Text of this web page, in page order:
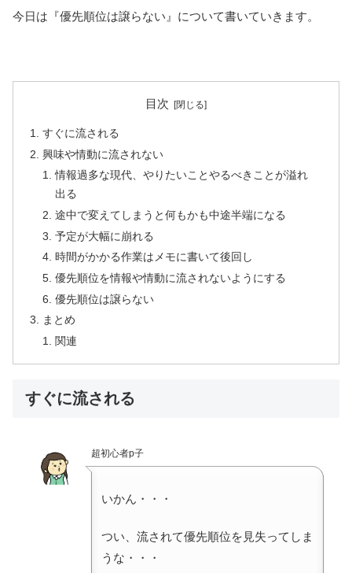
今日は『優先順位は譲らない』について書いていきます。
目次
すぐに流される
興味や情動に流されない
情報過多な現代、やりたいことやるべきことが溢れ
出る
途中で変えてしまうと何もかも中途半端になる
予定が大幅に崩れる
時間がかかる作業はメモに書いて後回し
優先順位を情報や情動に流されないようにする
優先順位は譲らない
まとめ
関連
すぐに流される
超初心者p子
いかん・・・
つい、流されて優先順位を見失ってしま
うな・・・